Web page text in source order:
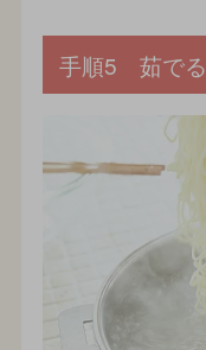
手順5 茹でる